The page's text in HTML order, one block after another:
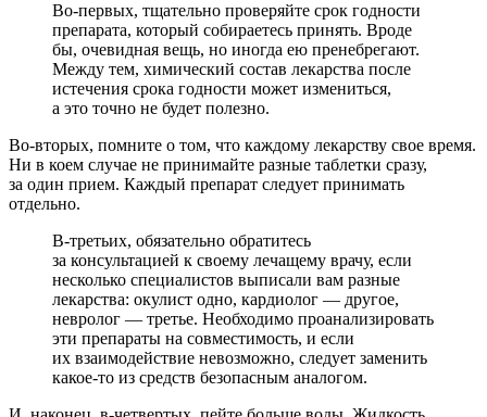
Во-первых, тщательно проверяйте срок годности
препарата, который собираетесь принять. Вроде
бы, очевидная вещь, но иногда ею пренебрегают.
Между тем, химический состав лекарства после
истечения срока годности может измениться,
а это точно не будет полезно.
Во-вторых, помните о том, что каждому лекарству свое время.
Ни в коем случае не принимайте разные таблетки сразу,
за один прием. Каждый препарат следует принимать
отдельно.
В-третьих, обязательно обратитесь
за консультацией к своему лечащему врачу, если
несколько специалистов выписали вам разные
лекарства: окулист одно, кардиолог — другое,
невролог — третье. Необходимо проанализировать
эти препараты на совместимость, и если
их взаимодействие невозможно, следует заменить
какое-то из средств безопасным аналогом.